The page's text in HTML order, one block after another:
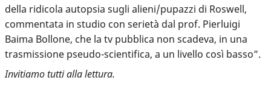
della ridicola autopsia sugli alieni/pupazzi di Roswell,
commentata in studio con serietà dal prof. Pierluigi
Baima Bollone, che la tv pubblica non scadeva, in una
trasmissione pseudo-scientifica, a un livello così basso”.
Invitiamo tutti alla lettura.